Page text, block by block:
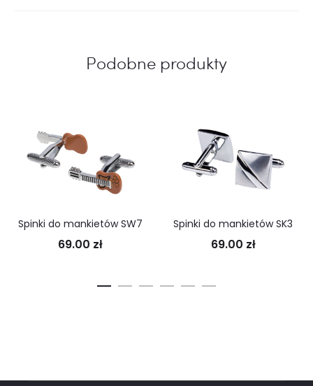
Podobne produkty
Spinki do mankietów SW7
69.00 zł
Spinki do mankietów SK3
69.00 zł